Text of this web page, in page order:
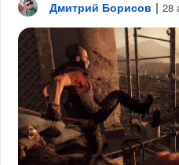
Дмитрий Борисов | 28